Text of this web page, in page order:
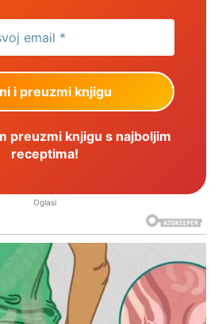
preuzmi knjigu s najboljim
receptima!
Oglasi